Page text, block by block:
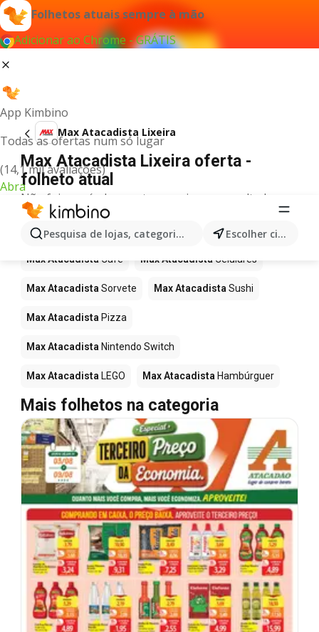
Folhetos atuais sempre à mão
Adicionar ao Chrome - GRÁTIS
App Kimbino
Todas as ofertas num só lugar
(14,1 mil avaliações)
Abra
Pesquisa de lojas, categorias,produtos... Escolher cidade
Max Atacadista Lixeira
Max Atacadista Lixeira oferta -
folheto atual
Não foi possível encontrar quaisquer resultados
para este termo.
Mais produtos em Max Atacadista
Max Atacadista Café Max Atacadista Celulares
Max Atacadista Sorvete Max Atacadista Sushi
Max Atacadista Pizza
Max Atacadista Nintendo Switch
Max Atacadista LEGO Max Atacadista Hambúrguer
Mais folhetos na categoria